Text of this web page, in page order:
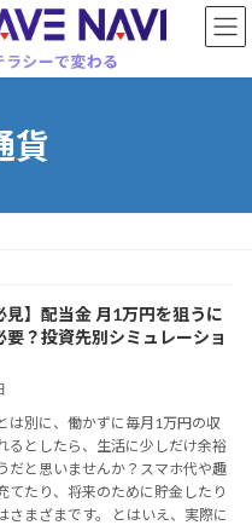
貨
見】配当金 月1万円を狙うに
要？投資先別シミュレーショ
は別に、働かずに毎月1万円の収
るとしたら、生活に少しだけ余裕
だと思いませんか？スマホ代や趣
てたり、将来のために貯金したり
さまざまです。 とはいえ、実際に